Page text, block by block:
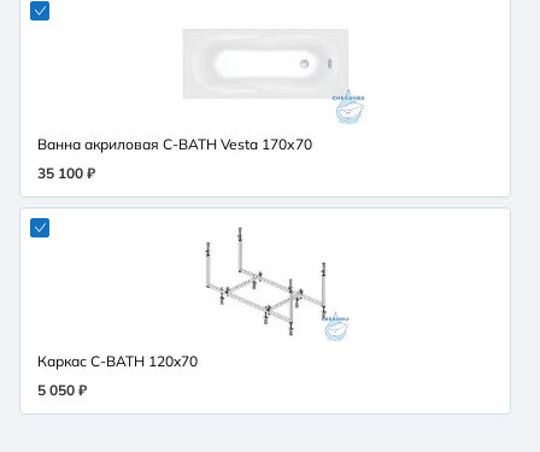
Ванна акриловая C-BATH Vesta 170х70
35 100 ₽
Каркас C-BATH 120x70
5 050 ₽